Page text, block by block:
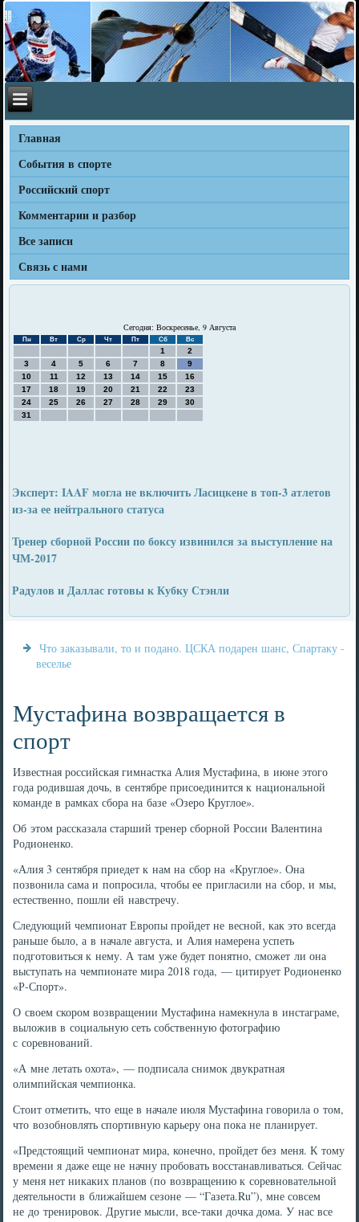
Главная
События в спорте
Российский спорт
Комментарии и разбор
Все записи
Связь с нами
Сегодня: Воскресенье, 9 Августа
Пн Вт Ср Чт Пт Сб Вс
1
2
3
4 5 6 7 8
9
10
11 12 13 14 15
16
17
18 19 20 21 22
23
24
25 26 27 28 29
30
31
Эксперт: IAAF могла не включить Ласицкене в топ-3 атлетов
из-за ее нейтрального статуса
Тренер сборной России по боксу извинился за выступление на
ЧМ-2017
Радулов и Даллас готовы к Кубку Стэнли
Что заказывали, то и подано. ЦСКА подарен шанс, Спартаку -
веселье
Мустафина возвращается в
спорт
Известная российская гимнастка Алия Мустафина, в июне этого
года родившая дочь, в сентябре присоединится к национальной
команде в рамках сбора на базе «Озеро Круглое».
Об этом рассказала старший тренер сборной России Валентина
Родионенко.
«Алия 3 сентября приедет к нам на сбор на «Круглое». Она
позвонила сама и попросила, чтобы ее пригласили на сбор, и мы,
естественно, пошли ей навстречу.
Следующий чемпионат Европы пройдет не весной, как это всегда
раньше было, а в начале августа, и Алия намерена успеть
подготовиться к нему. А там уже будет понятно, сможет ли она
выступать на чемпионате мира 2018 года, — цитирует Родионенко
«Р-Спорт».
О своем скором возвращении Мустафина намекнула в инстаграме,
выложив в социальную сеть собственную фотографию
с соревнований.
«А мне летать охота», — подписала снимок двукратная
олимпийская чемпионка.
Стоит отметить, что еще в начале июля Мустафина говорила о том,
что возобновлять спортивную карьеру она пока не планирует.
«Предстоящий чемпионат мира, конечно, пройдет без меня. К тому
времени я даже еще не начну пробовать восстанавливаться. Сейчас
у меня нет никаких планов (по возвращению к соревновательной
деятельности в ближайшем сезоне — “Газета.Ru”), мне совсем
не до тренировок. Другие мысли, все-таки дочка дома. У нас все